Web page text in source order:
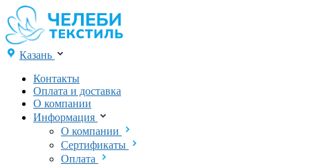
Казань
Контакты
Оплата и доставка
О компании
Информация
О компании
Сертификаты
Оплата